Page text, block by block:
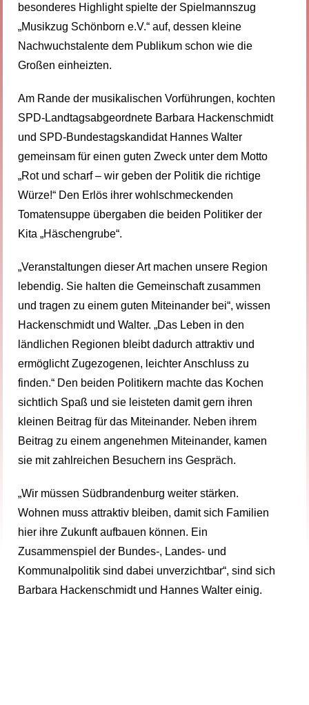
besonderes Highlight spielte der Spielmannszug
„Musikzug Schönborn e.V.“ auf, dessen kleine
Nachwuchstalente dem Publikum schon wie die
Großen einheizten.
Am Rande der musikalischen Vorführungen, kochten
SPD-Landtagsabgeordnete Barbara Hackenschmidt
und SPD-Bundestagskandidat Hannes Walter
gemeinsam für einen guten Zweck unter dem Motto
„Rot und scharf – wir geben der Politik die richtige
Würze!“ Den Erlös ihrer wohlschmeckenden
Tomatensuppe übergaben die beiden Politiker der
Kita „Häschengrube“.
„Veranstaltungen dieser Art machen unsere Region
lebendig. Sie halten die Gemeinschaft zusammen
und tragen zu einem guten Miteinander bei“, wissen
Hackenschmidt und Walter. „Das Leben in den
ländlichen Regionen bleibt dadurch attraktiv und
ermöglicht Zugezogenen, leichter Anschluss zu
finden.“ Den beiden Politikern machte das Kochen
sichtlich Spaß und sie leisteten damit gern ihren
kleinen Beitrag für das Miteinander. Neben ihrem
Beitrag zu einem angenehmen Miteinander, kamen
sie mit zahlreichen Besuchern ins Gespräch.
„Wir müssen Südbrandenburg weiter stärken.
Wohnen muss attraktiv bleiben, damit sich Familien
hier ihre Zukunft aufbauen können. Ein
Zusammenspiel der Bundes-, Landes- und
Kommunalpolitik sind dabei unverzichtbar“, sind sich
Barbara Hackenschmidt und Hannes Walter einig.